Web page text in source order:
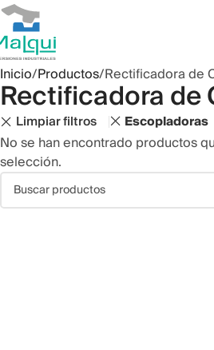
Inicio Productos Rectificadora de
Rectificadora de
Limpiar filtros Escopladoras
No se han encontrado productos
selección.